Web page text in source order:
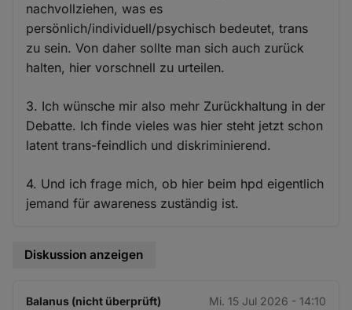
nachvollziehen, was es
persönlich/individuell/psychisch bedeutet, trans
zu sein. Von daher sollte man sich auch zurück
halten, hier vorschnell zu urteilen.
3. Ich wünsche mir also mehr Zurückhaltung in der
Debatte. Ich finde vieles was hier steht jetzt schon
latent trans-feindlich und diskriminierend.
4. Und ich frage mich, ob hier beim hpd eigentlich
jemand für awareness zuständig ist.
Diskussion anzeigen
Balanus (nicht überprüft) Mi. 15 Jul 2026 - 14:10